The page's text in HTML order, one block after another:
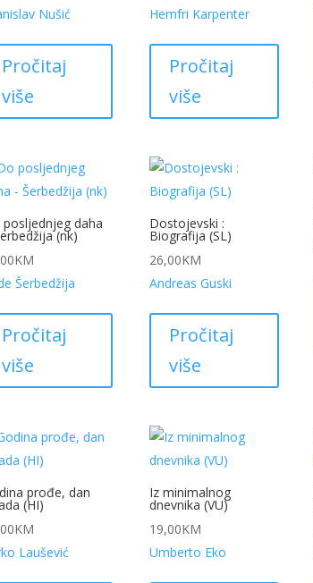
Nušić
Pročitaj
više
Hemfri Karpenter
Pročitaj
više
posljednjeg daha
(nk)
KM
Šerbedžija
Pročitaj
više
Dostojevski :
Biografija (SL)
26,00KM
Andreas Guski
Pročitaj
više
prođe, dan
(HI)
KM
Laušević
Iz minimalnog
dnevnika (VU)
19,00KM
Umberto Eko